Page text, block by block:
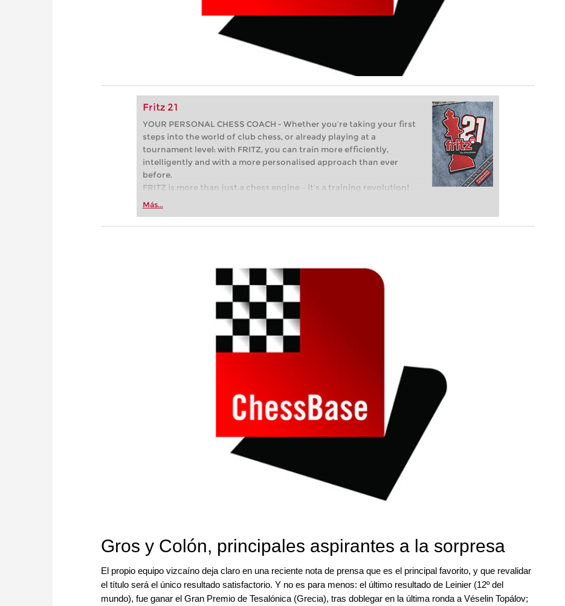
Fritz 21
YOUR PERSONAL CHESS COACH - Whether you’re taking your first
steps into the world of club chess, or already playing at a
tournament level: with FRITZ, you can train more efficiently,
intelligently and with a more personalised approach than ever
before.
FRITZ is more than just a chess engine – it’s a training revolution!
Whether you’re taking your first steps into the world of club chess,
more efficiently, intelligently and with a more personalised
Más...
Gros y Colón, principales aspirantes a la sorpresa
El propio equipo vizcaíno deja claro en una reciente nota de prensa que es el principal favorito, y que revalidar
el título será el único resultado satisfactorio. Y no es para menos: el último resultado de Leinier (12º del
mundo), fue ganar el Gran Premio de Tesalónica (Grecia), tras doblegar en la última ronda a Véselin Topálov;